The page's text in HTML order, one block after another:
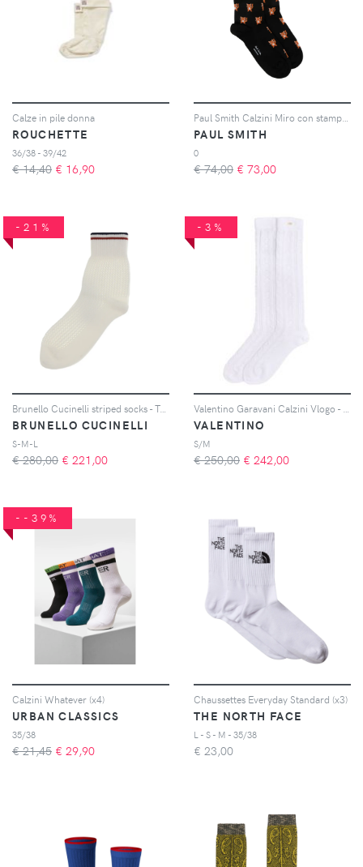
Calze in pile donna
ROUCHETTE
36/38 - 39/42
€ 14,40 € 16,90
Paul Smith Calzini Miro con stampa - Nero
PAUL SMITH
0
€ 74,00 € 73,00
-21%
Brunello Cucinelli striped socks - Toni neutri
BRUNELLO CUCINELLI
S-M-L
€ 280,00 € 221,00
-3%
Valentino Garavani Calzini Vlogo - Bianco
VALENTINO
S/M
€ 250,00 € 242,00
--39%
Calzini Whatever (x4)
URBAN CLASSICS
35/38
€ 21,45 € 29,90
Chaussettes Everyday Standard (x3)
THE NORTH FACE
L - S - M - 35/38
€ 23,00